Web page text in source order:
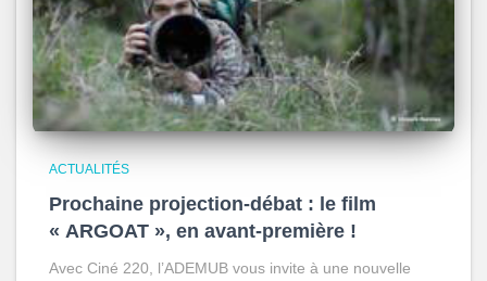
ACTUALITÉS
Prochaine projection-débat : le film
« ARGOAT », en avant-première !
Avec Ciné 220, l’ADEMUB vous invite à une nouvelle